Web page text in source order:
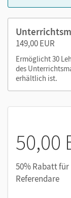
Transkripte
Mit dem Kauf
E-Books auf
Alternativ
149,00 EUR
Ermöglicht 30
des
erhältlich ist.
50,00
50% Rabatt für
Referendare